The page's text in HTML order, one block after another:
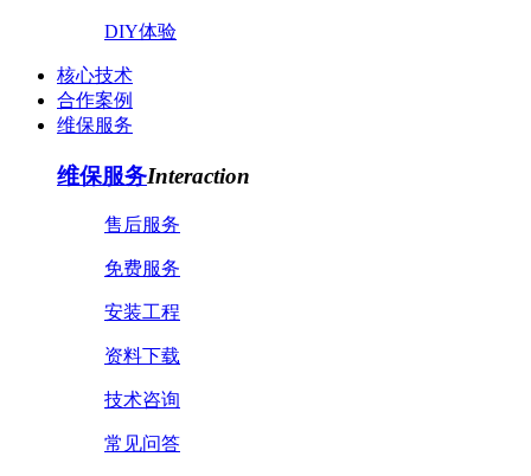
DIY体验
核心技术
合作案例
维保服务
维保服务Interaction
售后服务
免费服务
安装工程
资料下载
技术咨询
常见问答